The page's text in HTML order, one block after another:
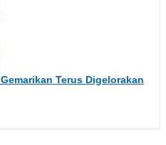
Gemarikan Terus Digelorakan